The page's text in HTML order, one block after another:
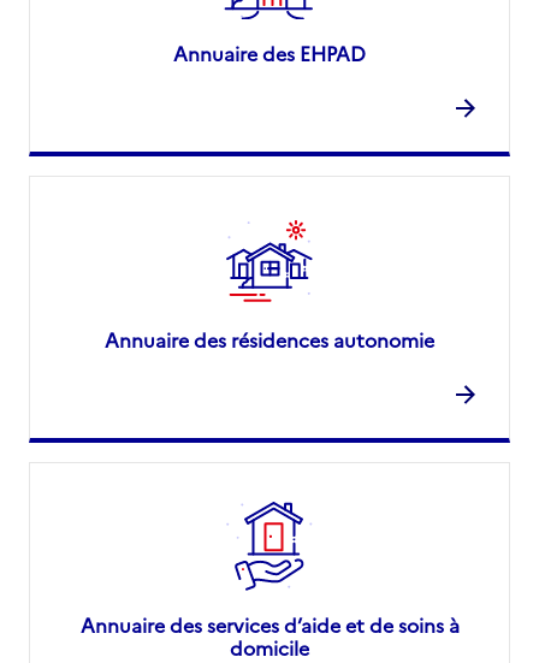
Annuaire des EHPAD
Annuaire des résidences autonomie
Annuaire des services d’aide et de soins à
domicile